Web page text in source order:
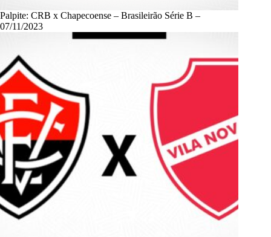
Palpite: CRB x Chapecoense – Brasileirão Série B –
07/11/2023